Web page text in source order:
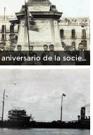
25 aniversario de la sociedad mutua de artesanos de Benito Juarez ( Fechada el 2 de Octubre de 1910 ).